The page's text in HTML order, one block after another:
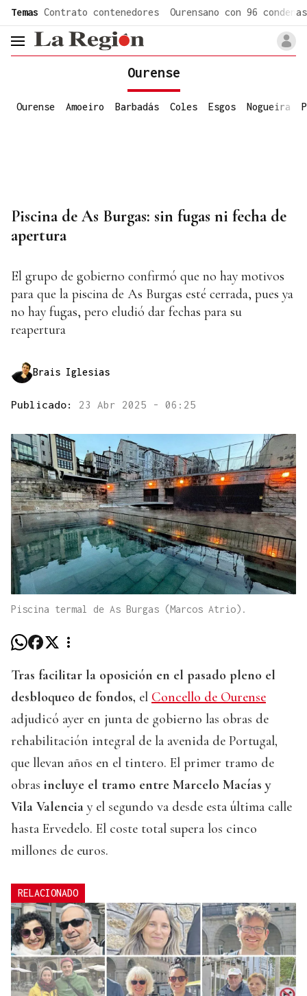
Temas Contrato contenedores Ourensano con 96 condenas
header.menu.open
Ourense
Ourense Amoeiro Barbadás Coles Esgos Nogueira
Piscina de As Burgas: sin fugas ni fecha de
apertura
El grupo de gobierno confirmó que no hay motivos
para que la piscina de As Burgas esté cerrada, pues ya
no hay fugas, pero eludió dar fechas para su
reapertura
Brais Iglesias
Publicado: 23 Abr 2025 - 06:25
Piscina termal de As Burgas (Marcos Atrio).
Tras facilitar la oposición en el pasado pleno el
desbloqueo de fondos, el Concello de Ourense
adjudicó ayer en junta de gobierno las obras de
rehabilitación integral de la avenida de Portugal,
que llevan años en el tintero. El primer tramo de
obras incluye el tramo entre Marcelo Macías y
Vila Valencia y el segundo va desde esta última calle
hasta Ervedelo. El coste total supera los cinco
millones de euros.
RELACIONADO